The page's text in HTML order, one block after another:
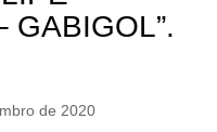
GABIGOL”.
de 2020